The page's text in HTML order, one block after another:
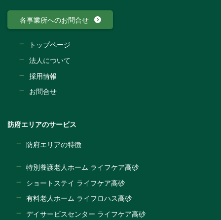
各事業所へのお問合せ
トップページ
法人について
採用情報
お問合せ
防府エリアのサービス
防府エリアの特徴
特別養護老人ホーム ライフケア高砂
ショートステイ ライフケア高砂
有料老人ホーム ライフロハス高砂
デイサービスセンター ライフケア高砂